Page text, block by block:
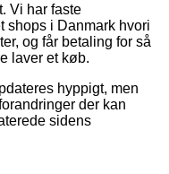
Vi har faste
shops i Danmark hvori
og får betaling for så
laver et køb.
hyppigt, men
der kan
sidens